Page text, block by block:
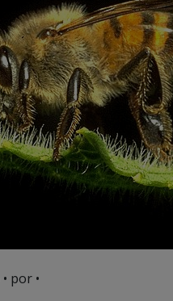
• por •